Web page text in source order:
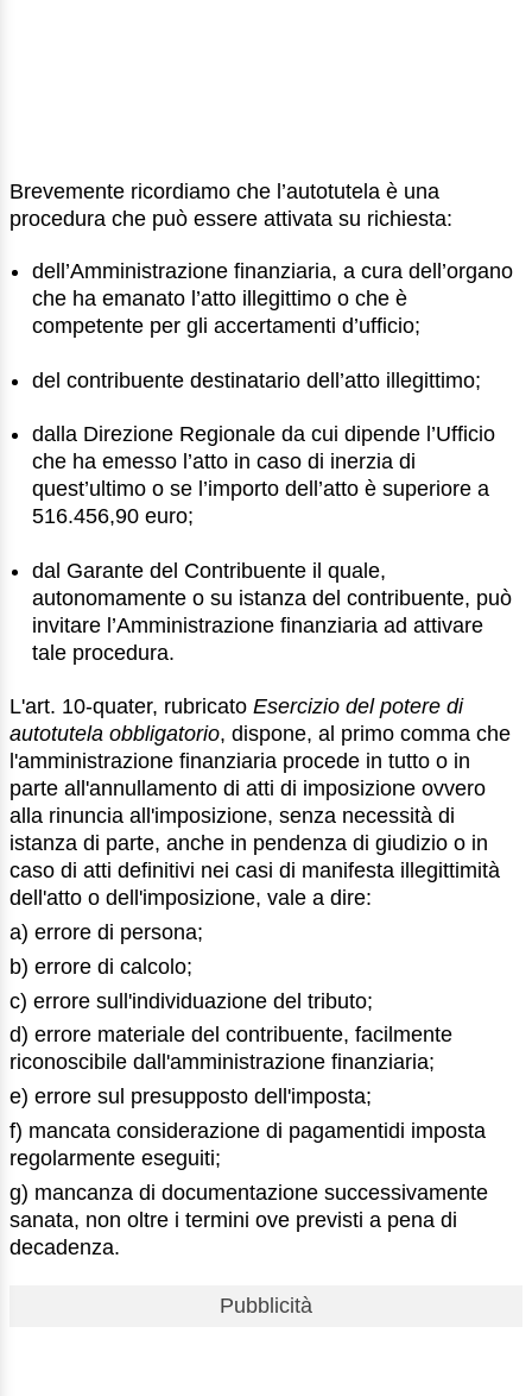
Brevemente ricordiamo che l’autotutela è una
procedura che può essere attivata su richiesta:
dell’Amministrazione finanziaria, a cura dell’organo
che ha emanato l’atto illegittimo o che è
competente per gli accertamenti d’ufficio;
del contribuente destinatario dell’atto illegittimo;
dalla Direzione Regionale da cui dipende l’Ufficio
che ha emesso l’atto in caso di inerzia di
quest’ultimo o se l’importo dell’atto è superiore a
516.456,90 euro;
dal Garante del Contribuente il quale,
autonomamente o su istanza del contribuente, può
invitare l’Amministrazione finanziaria ad attivare
tale procedura.
L'art. 10-quater, rubricato Esercizio del potere di
autotutela obbligatorio, dispone, al primo comma che
l'amministrazione finanziaria procede in tutto o in
parte all'annullamento di atti di imposizione ovvero
alla rinuncia all'imposizione, senza necessità di
istanza di parte, anche in pendenza di giudizio o in
caso di atti definitivi nei casi di manifesta illegittimità
dell'atto o dell'imposizione, vale a dire:
a) errore di persona;
b) errore di calcolo;
c) errore sull'individuazione del tributo;
d) errore materiale del contribuente, facilmente
riconoscibile dall'amministrazione finanziaria;
e) errore sul presupposto dell'imposta;
f) mancata considerazione di pagamentidi imposta
regolarmente eseguiti;
g) mancanza di documentazione successivamente
sanata, non oltre i termini ove previsti a pena di
decadenza.
Pubblicità